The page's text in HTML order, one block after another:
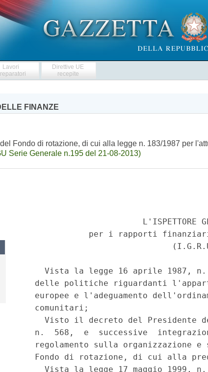
Lavori
Direttive UE
recepite
FINANZE
Fondo di rotazione, di cui alla legge n. 183/1987 per
Serie Generale n.195 del 21-08-2013)